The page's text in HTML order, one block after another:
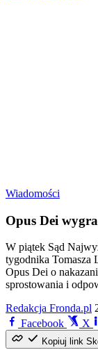
Wiadomości
Opus Dei
W piątek Sąd
tygodnika Tomasza
Opus Dei o
sprostowania i
Redakcja Fronda.pl
Facebook
X
Kopiuj link